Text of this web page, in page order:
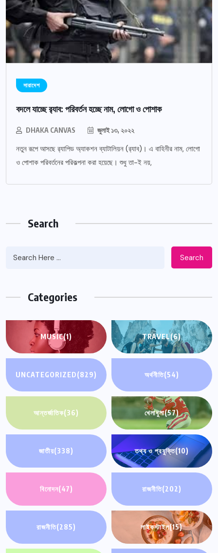
সারাদেশ
বদলে যাচ্ছে র‌্যাব: পরিবর্তন হচ্ছে নাম, লোগো ও পোশাক
DHAKA CANVAS জুলাই ১৩, ২০২২
নতুন রূপে আসছে র‌্যাপিড অ্যাকশন ব্যাটালিয়ন (র‌্যাব)। এ বাহিনীর নাম, লোগো
ও পোশাক পরিবর্তনের পরিকল্পনা করা হয়েছে। শুধু তা-ই নয়,
Search
Search
Categories
MUSIC(1) TRAVEL(6)
UNCATEGORIZED(829) অর্থনীতি(54)
আন্তর্জাতিক(36) খেলাধুলা(57)
জাতীয়(338) তথ্য ও প্রযুক্তি(10)
বিনোদন(47) রাজনীতি(202)
রাজনীতি(285) লাইফস্টাইল(15)